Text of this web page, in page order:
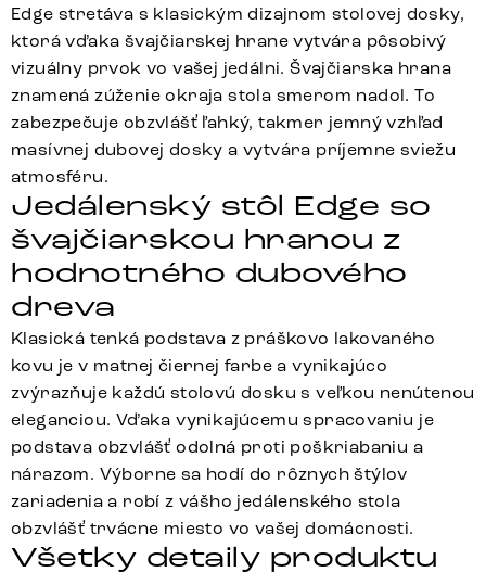
Edge stretáva s klasickým dizajnom stolovej dosky,
ktorá vďaka švajčiarskej hrane vytvára pôsobivý
vizuálny prvok vo vašej jedálni. Švajčiarska hrana
znamená zúženie okraja stola smerom nadol. To
zabezpečuje obzvlášť ľahký, takmer jemný vzhľad
masívnej dubovej dosky a vytvára príjemne sviežu
atmosféru.
Jedálenský stôl Edge so
švajčiarskou hranou z
hodnotného dubového
dreva
Klasická tenká podstava z práškovo lakovaného
kovu je v matnej čiernej farbe a vynikajúco
zvýrazňuje každú stolovú dosku s veľkou nenútenou
eleganciou. Vďaka vynikajúcemu spracovaniu je
podstava obzvlášť odolná proti poškriabaniu a
nárazom. Výborne sa hodí do rôznych štýlov
zariadenia a robí z vášho jedálenského stola
obzvlášť trvácne miesto vo vašej domácnosti.
Všetky detaily produktu